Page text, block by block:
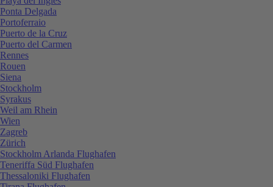
Ponta Delgada
Portoferraio
Puerto de la Cruz
Puerto del Carmen
Rennes
Rouen
Siena
Stockholm
Syrakus
Weil am Rhein
Wien
Zagreb
Zürich
Stockholm Arlanda Flughafen
Teneriffa Süd Flughafen
Thessaloniki Flughafen